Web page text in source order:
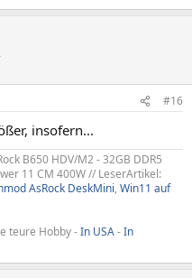
#16
insofern...
B650 HDV/M2 - 32GB DDR5
11 CM 400W // LeserArtikel:
AsRock DeskMini, Win11 auf
teure Hobby -In USA-In